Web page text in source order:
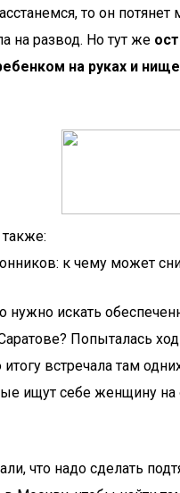
то он потянет
на развод. Но тут же
на руках и
также:
к чему может
нужно искать
Попыталась
встречала там
ищут себе женщину на
что надо сделать